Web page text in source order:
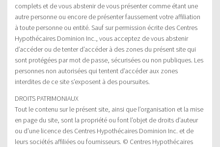
complets et de vous abstenir de vous présenter comme étant une
autre personne ou encore de présenter faussement votre affiliation
à toute personne ou entité. Sauf sur permission écrite des Centres
Hypothécaires Dominion Inc., vous acceptez de vous abstenir
d’accéder ou de tenter d’accéder à des zones du présent site qui
sont protégées par mot de passe, sécurisées ou non publiques. Les
personnes non autorisées qui tentent d’accéder aux zones
interdites de ce site s’exposent à des poursuites.
DROITS PATRIMONIAUX
Tout le contenu sur le présent site, ainsi que l’organisation et la mise
en page du site, sont la propriété ou font l’objet de droits d’auteur
ou d’une licence des Centres Hypothécaires Dominion Inc. et de
leurs sociétés affiliées ou fournisseurs. © Centres Hypothécaires